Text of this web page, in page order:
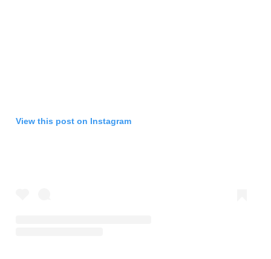
View this post on Instagram